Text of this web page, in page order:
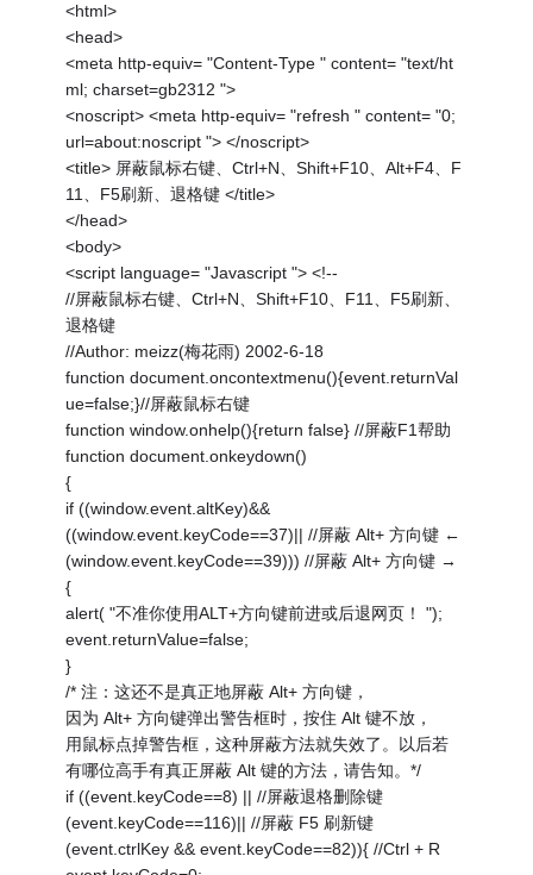
<html>
<head>
<meta http-equiv= "Content-Type " content= "text/ht
ml; charset=gb2312 ">
<noscript> <meta http-equiv= "refresh " content= "0;
url=about:noscript "> </noscript>
<title> 屏蔽鼠标右键、Ctrl+N、Shift+F10、Alt+F4、F
11、F5刷新、退格键 </title>
</head>
<body>
<script language= "Javascript "> <!--
//屏蔽鼠标右键、Ctrl+N、Shift+F10、F11、F5刷新、
退格键
//Author: meizz(梅花雨) 2002-6-18
function document.oncontextmenu(){event.returnVal
ue=false;}//屏蔽鼠标右键
function window.onhelp(){return false} //屏蔽F1帮助
function document.onkeydown()
{
if ((window.event.altKey)&&
((window.event.keyCode==37)|| //屏蔽 Alt+ 方向键 ←
(window.event.keyCode==39))) //屏蔽 Alt+ 方向键 →
{
alert( "不准你使用ALT+方向键前进或后退网页！ ");
event.returnValue=false;
}
/* 注：这还不是真正地屏蔽 Alt+ 方向键，
因为 Alt+ 方向键弹出警告框时，按住 Alt 键不放，
用鼠标点掉警告框，这种屏蔽方法就失效了。以后若
有哪位高手有真正屏蔽 Alt 键的方法，请告知。*/
if ((event.keyCode==8) || //屏蔽退格删除键
(event.keyCode==116)|| //屏蔽 F5 刷新键
(event.ctrlKey && event.keyCode==82)){ //Ctrl + R